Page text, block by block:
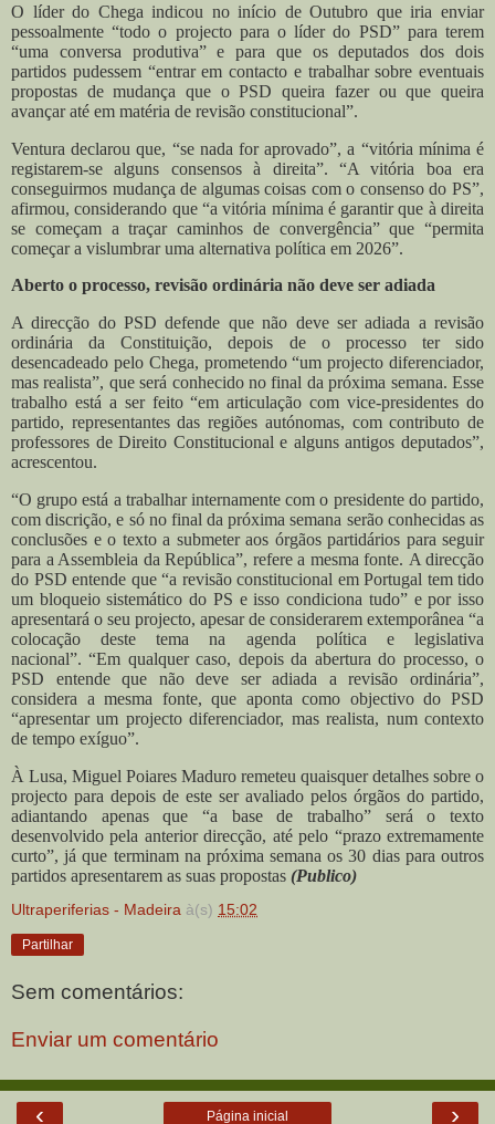
O líder do Chega indicou no início de Outubro que iria enviar
pessoalmente “todo o projecto para o líder do PSD” para terem
“uma conversa produtiva” e para que os deputados dos dois
partidos pudessem “entrar em contacto e trabalhar sobre eventuais
propostas de mudança que o PSD queira fazer ou que queira
avançar até em matéria de revisão constitucional”.
Ventura declarou que, “se nada for aprovado”, a “vitória mínima é
registarem-se alguns consensos à direita”. “A vitória boa era
conseguirmos mudança de algumas coisas com o consenso do PS”,
afirmou, considerando que “a vitória mínima é garantir que à direita
se começam a traçar caminhos de convergência” que “permita
começar a vislumbrar uma alternativa política em 2026”.
Aberto o processo, revisão ordinária não deve ser adiada
A direcção do PSD defende que não deve ser adiada a revisão
ordinária da Constituição, depois de o processo ter sido
desencadeado pelo Chega, prometendo “um projecto diferenciador,
mas realista”, que será conhecido no final da próxima semana. Esse
trabalho está a ser feito “em articulação com vice-presidentes do
partido, representantes das regiões autónomas, com contributo de
professores de Direito Constitucional e alguns antigos deputados”,
acrescentou.
“O grupo está a trabalhar internamente com o presidente do partido,
com discrição, e só no final da próxima semana serão conhecidas as
conclusões e o texto a submeter aos órgãos partidários para seguir
para a Assembleia da República”, refere a mesma fonte. A direcção
do PSD entende que “a revisão constitucional em Portugal tem tido
um bloqueio sistemático do PS e isso condiciona tudo” e por isso
apresentará o seu projecto, apesar de considerarem extemporânea “a
colocação deste tema na agenda política e legislativa
nacional”.“Em qualquer caso, depois da abertura do processo, o
PSD entende que não deve ser adiada a revisão ordinária”,
considera a mesma fonte, que aponta como objectivo do PSD
“apresentar um projecto diferenciador, mas realista, num contexto
de tempo exíguo”.
À Lusa, Miguel Poiares Maduro remeteu quaisquer detalhes sobre o
projecto para depois de este ser avaliado pelos órgãos do partido,
adiantando apenas que “a base de trabalho” será o texto
desenvolvido pela anterior direcção, até pelo “prazo extremamente
curto”, já que terminam na próxima semana os 30 dias para outros
partidos apresentarem as suas propostas (Publico)
Ultraperiferias - Madeira à(s) 15:02
Partilhar
Sem comentários:
Enviar um comentário
‹ ›
Página inicial